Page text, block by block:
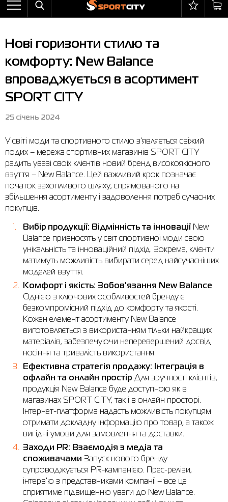
Назад
Штани
Вітрівки
Жилети
Куртки
Легінси
Майки
Сукні
Сорочки
Термобілизна
Толстовки
Футболки
Спідниці
Назад
Кросівки
Пляжне взуття
Напівчеревики
Назад
Бейсболки та панами
Бокс
Гірськолижний інвентар
Плавання
Рюкзаки
Сумки
Доглядові засоби
Фітнес та йога
Шарфи
Назад
Arena
Asics
Columbia
New Balance
Nike
Puma
Radder
Skechers
The North Face
Under Armour
WHS
Назад
Бра
Штани
Вітрівки
Толстовки
Футболки
Черевики
Кросівки
Напівчеревики
Бренди
adidas
Puma
Назад
Повернення та обмін
Гарантія на товари
Магазини
Новини
Особистий кабінет
Нові горизонти стилю та
комфорту: New Balance
впроваджується в асортимент
SPORT CITY
25 січень 2024
У світі моди та спортивного стилю з'являється свіжий
подих – мережа спортивних магазинів SPORT CITY
радить увазі своїх клієнтів новий бренд високоякісного
взуття – New Balance. Цей важливий крок позначає
початок захопливого шляху, спрямованого на
збільшення асортименту і задоволення потреб сучасних
покупців.
Вибір продукції: Відмінність та інновації
New
Balance привносять у світ спортивної моди свою
унікальність та інноваційний підхід. Зокрема, клієнти
матимуть можливість вибирати серед найсучасніших
моделей взуття.
Комфорт і якість: Зобов'язання New Balance
Однією з ключових особливостей бренду є
безкомпромісний підхід до комфорту та якості.
Кожен елемент асортименту New Balance
виготовляється з використанням тільки найкращих
матеріалів, забезпечуючи неперевершений досвід
носіння та тривалість використання.
Ефективна стратегія продажу: Інтеграція в
офлайн та онлайн простір Для зручності клієнтів,
продукція New Balance буде доступною як в
магазинах SPORT CITY, так і в онлайн просторі.
Інтернет-платформа надасть можливість покупцям
отримати докладну інформацію про товар, а також
вигідні умови для замовлення та доставки.
Заходи PR: Взаємодія з медіа та
споживачами Запуск нового бренду
супроводжується PR-кампанією. Прес-релізи,
інтерв'ю з представниками компанії – все це
сприятиме підвищенню уваги до New Balance.